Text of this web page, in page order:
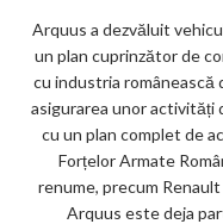
Arquus a dezvăluit
un plan cuprinzător de
cu industria românească
asigurarea unor activități
cu un plan complet de
Forțelor Armate
renume, precum
Arquus este deja